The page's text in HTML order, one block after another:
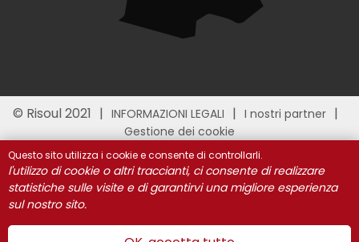
© Risoul 2021 INFORMAZIONI LEGALI
I nostri partner
Gestione dei cookie
Questo sito utilizza i cookie e consente di controllarli.
l'utilizzo di cookie o altri traccianti, ci consente di realizzare
statistiche sulle visite e di garantirvi una migliore esperienza
sul nostro sito.